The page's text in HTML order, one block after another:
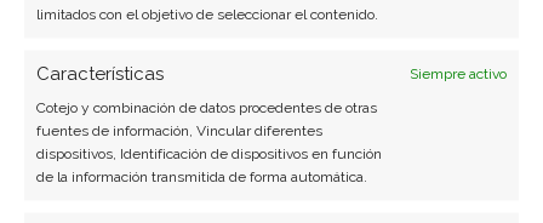
limitados con el objetivo de seleccionar el contenido.
Características
Siempre activo
Cotejo y combinación de datos procedentes de otras
fuentes de información, Vincular diferentes
dispositivos, Identificación de dispositivos en función
de la información transmitida de forma automática.